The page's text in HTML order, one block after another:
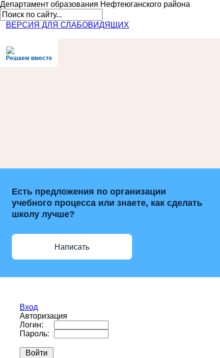
Департамент образования Нефтеюганского района
ВЕРСИЯ ДЛЯ СЛАБОВИДЯЩИХ
Решаем вместе
Есть предложения по организации
учебного процесса или знаете, как сделать
школу лучше?
Написать
Вход
Авторизация
Логин:
Пароль: